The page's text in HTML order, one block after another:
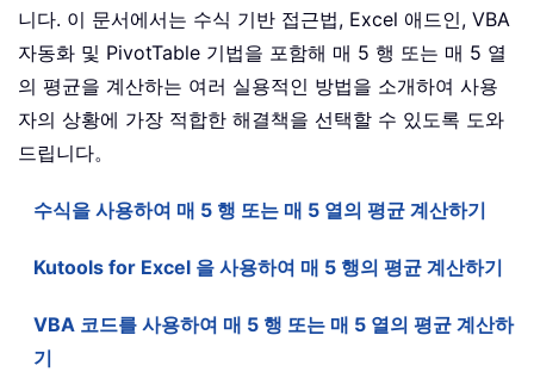
니다. 이 문서에서는 수식 기반 접근법, Excel 애드인, VBA
자동화 및 PivotTable 기법을 포함해 매 5 행 또는 매 5 열
의 평균을 계산하는 여러 실용적인 방법을 소개하여 사용
자의 상황에 가장 적합한 해결책을 선택할 수 있도록 도와
드립니다。
수식을 사용하여 매 5 행 또는 매 5 열의 평균 계산하기
Kutools for Excel 을 사용하여 매 5 행의 평균 계산하기
VBA 코드를 사용하여 매 5 행 또는 매 5 열의 평균 계산하
기